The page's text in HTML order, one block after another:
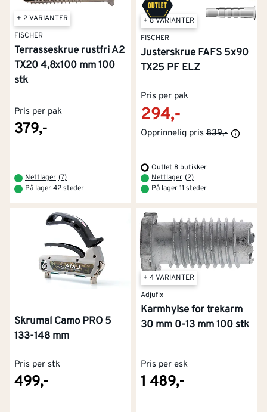
+ 2 VARIANTER
FISCHER
Terrasseskrue rustfri A2
TX20 4,8x100 mm 100
stk
Pris per pak
379,-
Nettlager (7)
På lager 42 steder
+ 8 VARIANTER
FISCHER
Justerskrue FAFS 5x90
TX25 PF ELZ
Pris per pak
294,-
Opprinnelig pris 839,-
Outlet 8 butikker
Nettlager (2)
På lager 11 steder
Skrumal Camo PRO 5
133-148 mm
Pris per stk
499,-
+ 4 VARIANTER
Adjufix
Karmhylse for trekarm
30 mm 0-13 mm 100 stk
Pris per esk
1 489,-